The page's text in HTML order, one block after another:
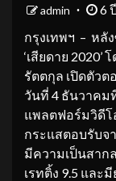
admin 6
กรุงเทพฯ – หลั
‘เสียดาย
รัตตกุล เปิดตัว
วันที่ 4 ธันวาคม
แพลตฟอร์มวิดีโ
กระแสตอบรับจ
มีความเป็นสาก
เรทติ้ง 9.5 และ